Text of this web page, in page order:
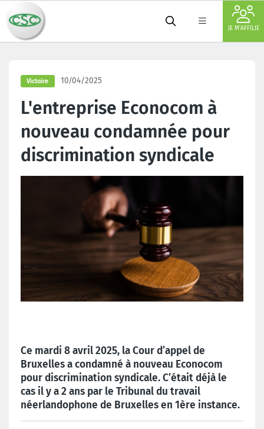
JE M'AFFILIE
Victoire 10/04/2025
L'entreprise Econocom à
nouveau condamnée pour
discrimination syndicale
Ce mardi 8 avril 2025, la Cour d’appel de
Bruxelles a condamné à nouveau Econocom
pour discrimination syndicale. C’était déjà le
cas il y a 2 ans par le Tribunal du travail
néerlandophone de Bruxelles en 1ère instance.